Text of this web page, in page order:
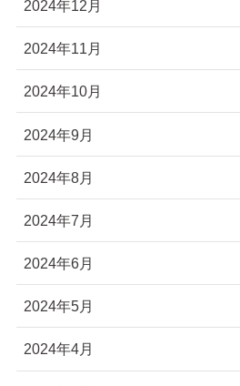
2024年12月
2024年11月
2024年10月
2024年9月
2024年8月
2024年7月
2024年6月
2024年5月
2024年4月